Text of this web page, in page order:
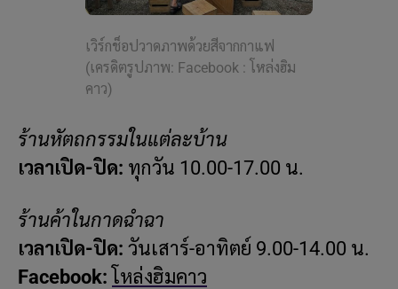
เวิร์กช็อปวาดภาพด้วยสีจากกาแฟ
(เครดิตรูปภาพ: Facebook : โหล่งฮิม
คาว)
ร้านหัตถกรรมในแต่ละบ้าน
เวลาเปิด-ปิด: ทุกวัน 10.00-17.00 น.
ร้านค้าในกาดฉำฉา
เวลาเปิด-ปิด: วันเสาร์-อาทิตย์ 9.00-14.00 น.
Facebook: โหล่งฮิมคาว